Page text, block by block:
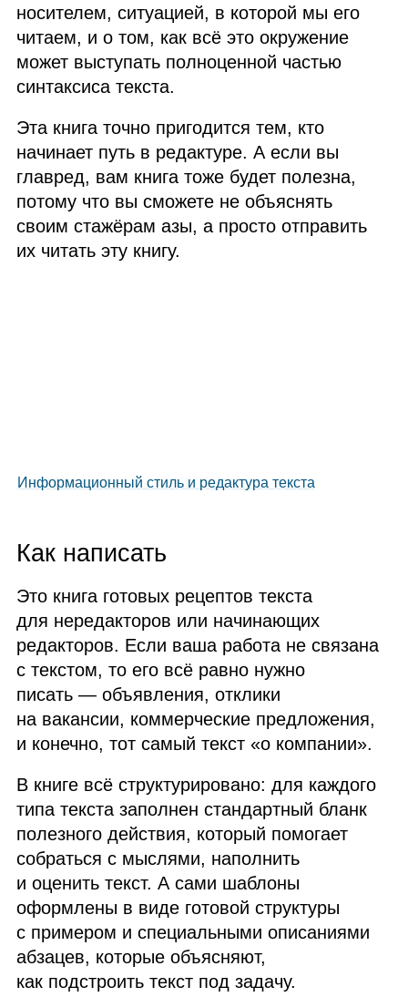
носителем, ситуацией, в которой мы его
читаем, и о том, как всё это окружение
может выступать полноценной частью
синтаксиса текста.
Эта книга точно пригодится тем, кто
начинает путь в редактуре. А если вы
главред, вам книга тоже будет полезна,
потому что вы сможете не объяснять
своим стажёрам азы, а просто отправить
их читать эту книгу.
Информационный стиль и редактура текста
Как написать
Это книга готовых рецептов текста
для нередакторов или начинающих
редакторов. Если ваша работа не связана
с текстом, то его всё равно нужно
писать — объявления, отклики
на вакансии, коммерческие предложения,
и конечно, тот самый текст «о компании».
В книге всё структурировано: для каждого
типа текста заполнен стандартный бланк
полезного действия, который помогает
собраться с мыслями, наполнить
и оценить текст. А сами шаблоны
оформлены в виде готовой структуры
с примером и специальными описаниями
абзацев, которые объясняют,
как подстроить текст под задачу.